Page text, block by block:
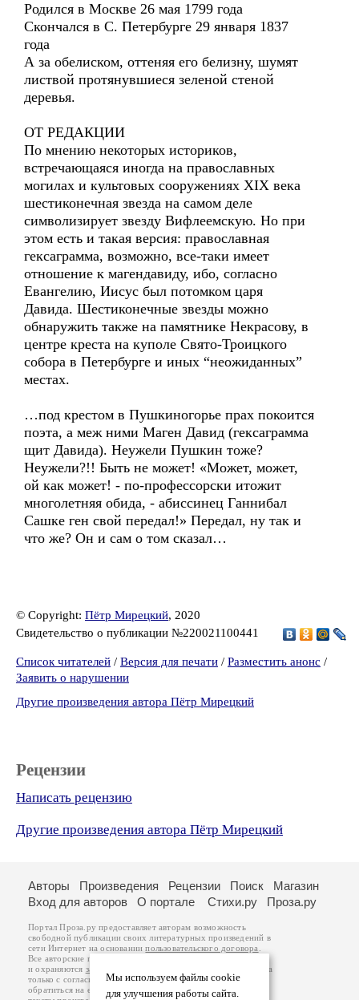
Родился в Москве 26 мая 1799 года
Скончался в С. Петербурге 29 января 1837
года
А за обелиском, оттеняя его белизну, шумят
листвой протянувшиеся зеленой стеной
деревья.
ОТ РЕДАКЦИИ
По мнению некоторых историков,
встречающаяся иногда на православных
могилах и культовых сооружениях XIX века
шестиконечная звезда на самом деле
символизирует звезду Вифлеемскую. Но при
этом есть и такая версия: православная
гексаграмма, возможно, все-таки имеет
отношение к магендавиду, ибо, согласно
Евангелию, Иисус был потомком царя
Давида. Шестиконечные звезды можно
обнаружить также на памятнике Некрасову, в
центре креста на куполе Свято-Троицкого
собора в Петербурге и иных “неожиданных”
местах.
…под крестом в Пушкиногорье прах покоится
поэта, а меж ними Маген Давид (гексаграмма
щит Давида). Неужели Пушкин тоже?
Неужели?!! Быть не может! «Может, может,
ой как может! - по-профессорски итожит
многолетняя обида, - абиссинец Ганнибал
Сашке ген свой передал!» Передал, ну так и
что же? Он и сам о том сказал…
© Copyright: Пётр Мирецкий, 2020
Свидетельство о публикации №220021100441
Список читателей / Версия для печати / Разместить анонс /
Заявить о нарушении
Другие произведения автора Пётр Мирецкий
Рецензии
Написать рецензию
Другие произведения автора Пётр Мирецкий
Мы используем файлы cookie
для улучшения работы сайта.
Авторы Произведения Рецензии Поиск
Магазин
Вход для авторов
О портале Стихи.ру Проза.ру
Портал Проза.ру предоставляет авторам возможность
свободной публикации своих литературных произведений в
сети Интернет на основаниипользовательского договора
Все авторские права на произведения принадлежат авторам
и охраняются законом
. Перепечатка произведений возможна
только с согласия его автора, к которому вы можете
обратиться на его авторской странице. Ответственность за